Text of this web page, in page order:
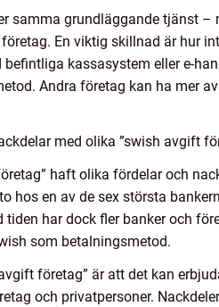
samma grundläggande tjänst
En viktig skillnad är hur
kassasystem eller e-
Andra företag kan ha mer
med olika ”swish avgift
haft olika fördelar och
hos en av de sex största
har dock fler banker och
som betalningsmetod.
företag” är att det kan
och privatpersoner.